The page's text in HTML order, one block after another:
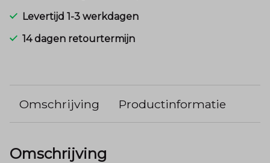
Levertijd 1-3 werkdagen
14 dagen retourtermijn
Omschrijving Productinformatie
Omschrijving